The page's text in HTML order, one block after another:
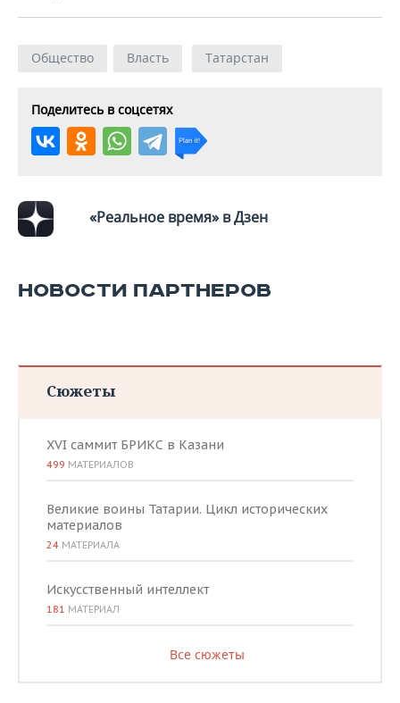
Общество Власть Татарстан
Поделитесь в соцсетях
«Реальное время» в Дзен
НОВОСТИ ПАРТНЕРОВ
Сюжеты
XVI саммит БРИКС в Казани
499 МАТЕРИАЛОВ
Великие воины Татарии. Цикл исторических
материалов
24 МАТЕРИАЛА
Искусственный интеллект
181 МАТЕРИАЛ
Все сюжеты